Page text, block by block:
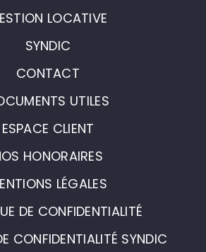
LOCATIVE
SYNDIC
CONTACT
UTILES
ESPACE CLIENT
HONORAIRES
LÉGALES
DE CONFIDENTIALITÉ
CONFIDENTIALITÉ SYNDIC